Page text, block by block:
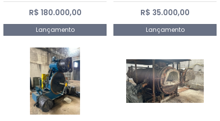
R$ 180.000,00
Lançamento
R$ 35.000,00
Lançamento